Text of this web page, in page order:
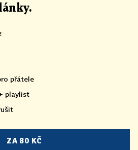
.
přátele
playlist
ZA 80 KČ